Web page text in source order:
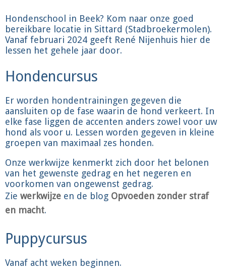
Hondenschool in Beek? Kom naar onze goed
bereikbare locatie in Sittard (Stadbroekermolen).
Vanaf februari 2024 geeft René Nijenhuis hier de
lessen het gehele jaar door.
Hondencursus
Er worden hondentrainingen gegeven die
aansluiten op de fase waarin de hond verkeert. In
elke fase liggen de accenten anders zowel voor uw
hond als voor u. Lessen worden gegeven in kleine
groepen van maximaal zes honden.
Onze werkwijze kenmerkt zich door het belonen
van het gewenste gedrag en het negeren en
voorkomen van ongewenst gedrag.
Zie werkwijze en de blog Opvoeden zonder straf
en macht.
Puppycursus
Vanaf acht weken beginnen.